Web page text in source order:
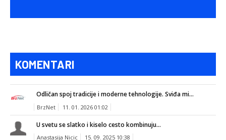
KOMENTARI
Odličan spoj tradicije i moderne tehnologije. Sviđa mi...
BrzNet 11. 01. 2026 01:02
U svetu se slatko i kiselo cesto kombinuju...
Anastasija Nicic 15. 09. 2025 10:38